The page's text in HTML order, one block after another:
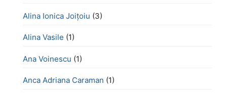
Alina Ionica Joițoiu (3)
Alina Vasile (1)
Ana Voinescu (1)
Anca Adriana Caraman (1)